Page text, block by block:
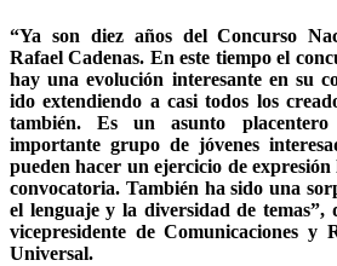
“Ya son diez años del Concurso
Rafael Cadenas. En este tiempo el
hay una evolución interesante en su
ido extendiendo a casi todos los
también. Es un asunto
importante grupo de jóvenes
pueden hacer un ejercicio de
convocatoria. También ha sido una
el lenguaje y la diversidad de temas”,
vicepresidente de Comunicaciones y
Universal.